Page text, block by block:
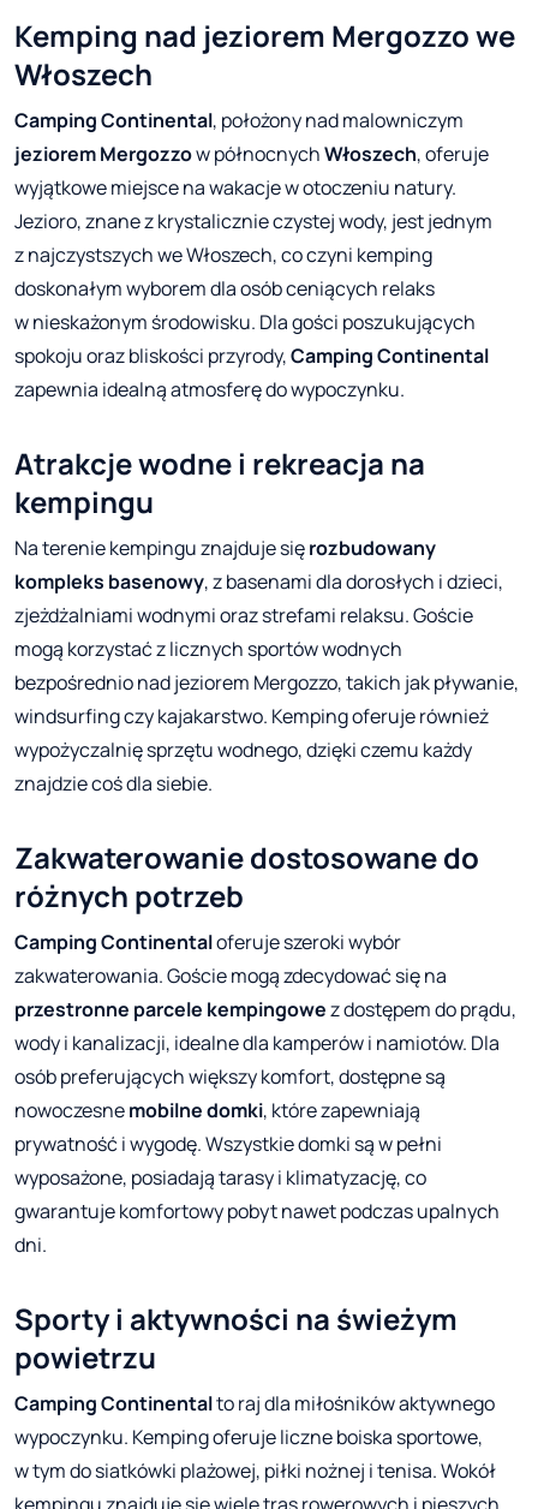
Kemping nad jeziorem Mergozzo we
Włoszech
Camping Continental, położony nad malowniczym
jeziorem Mergozzow północnychWłoszech, oferuje
wyjątkowe miejsce na wakacje w otoczeniu natury.
Jezioro, znane z krystalicznie czystej wody, jest jednym
z najczystszych we Włoszech, co czyni kemping
doskonałym wyborem dla osób ceniących relaks
w nieskażonym środowisku. Dla gości poszukujących
spokoju oraz bliskości przyrody,Camping Continental
zapewnia idealną atmosferę do wypoczynku.
Atrakcje wodne i rekreacja na
kempingu
Na terenie kempingu znajduje sięrozbudowany
kompleks basenowy, z basenami dla dorosłych i dzieci,
zjeżdżalniami wodnymi oraz strefami relaksu. Goście
mogą korzystać z licznych sportów wodnych
bezpośrednio nad jeziorem Mergozzo, takich jak pływanie,
windsurfing czy kajakarstwo. Kemping oferuje również
wypożyczalnię sprzętu wodnego, dzięki czemu każdy
znajdzie coś dla siebie.
Zakwaterowanie dostosowane do
różnych potrzeb
Camping Continentaloferuje szeroki wybór
zakwaterowania. Goście mogą zdecydować się na
przestronne parcele kempingowez dostępem do prądu,
wody i kanalizacji, idealne dla kamperów i namiotów. Dla
osób preferujących większy komfort, dostępne są
nowoczesnemobilne domki, które zapewniają
prywatność i wygodę. Wszystkie domki są w pełni
wyposażone, posiadają tarasy i klimatyzację, co
gwarantuje komfortowy pobyt nawet podczas upalnych
dni.
Sporty i aktywności na świeżym
powietrzu
Camping Continentalto raj dla miłośników aktywnego
wypoczynku. Kemping oferuje liczne boiska sportowe,
w tym do siatkówki plażowej, piłki nożnej i tenisa. Wokół